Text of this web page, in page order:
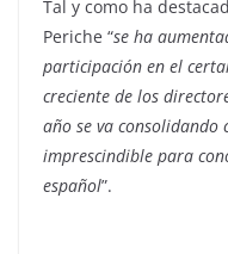
Tal y como ha
Periche “se ha
participación en el
creciente de los
año se va
imprescindible para
español”.